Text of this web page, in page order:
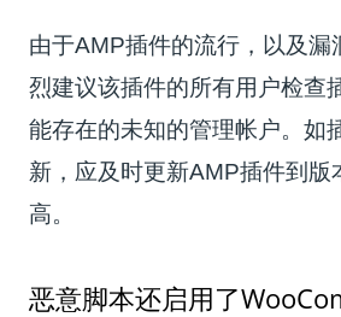
由于AMP插件的流行，以及漏
烈建议该插件的所有用户检查
能存在的未知的管理帐户。如
新，应及时更新AMP插件到版
高。
恶意脚本还启用了